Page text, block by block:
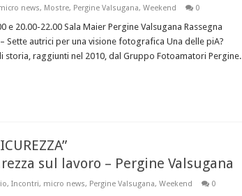
news, Mostre, Pergine Valsugana, Weekend 0
e 20.00-22.00 Sala Maier Pergine Valsugana Rassegna
Sette autrici per una visione fotografica Una delle piA?
storia, raggiunti nel 2010, dal Gruppo Fotoamatori Pergine.
sul lavoro – Pergine Valsugana
, Incontri, micro news, Pergine Valsugana, Weekend 0